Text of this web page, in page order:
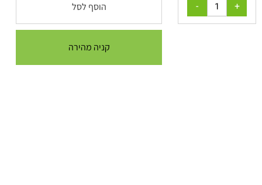
הוסף לסל
קניה מהירה